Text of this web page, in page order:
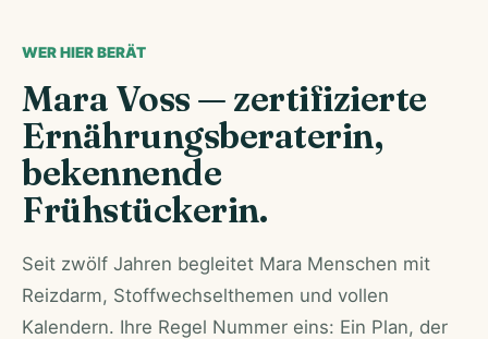
WER HIER BERÄT
Mara Voss — zertifizierte
Ernährungsberaterin,
bekennende
Frühstückerin.
Seit zwölf Jahren begleitet Mara Menschen mit
Reizdarm, Stoffwechselthemen und vollen
Kalendern. Ihre Regel Nummer eins: Ein Plan, der